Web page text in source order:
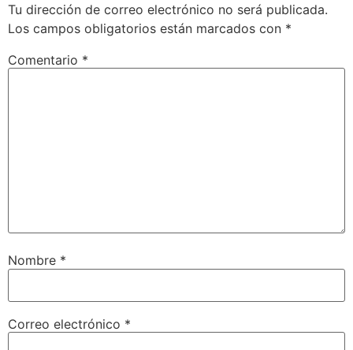
Tu dirección de correo electrónico no será publicada.
Los campos obligatorios están marcados con *
Comentario *
Nombre *
Correo electrónico *